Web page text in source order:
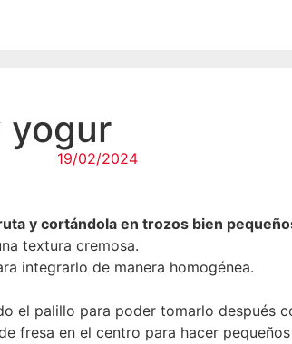
yogur
19/02/2024
y cortándola en trozos bien
textura cremosa.
integrarlo de manera homogénea.
el palillo para poder tomarlo después
fresa en el centro para hacer